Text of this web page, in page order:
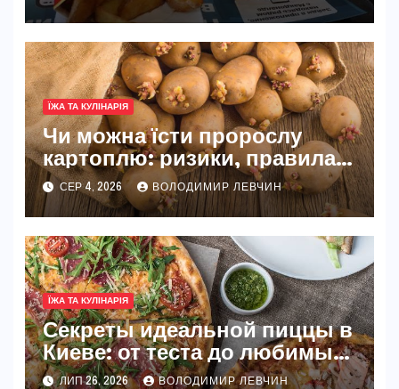
ЇЖА ТА КУЛІНАРІЯ
Чи можна їсти пророслу
картоплю: ризики, правила
та безпечні способи
СЕР 4, 2026 ВОЛОДИМИР ЛЕВЧИН
ЇЖА ТА КУЛІНАРІЯ
Секреты идеальной пиццы в
Киеве: от теста до любимых
начинок
ЛИП 26, 2026 ВОЛОДИМИР ЛЕВЧИН